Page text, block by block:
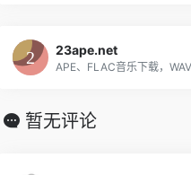
23ape.net
暂无评论